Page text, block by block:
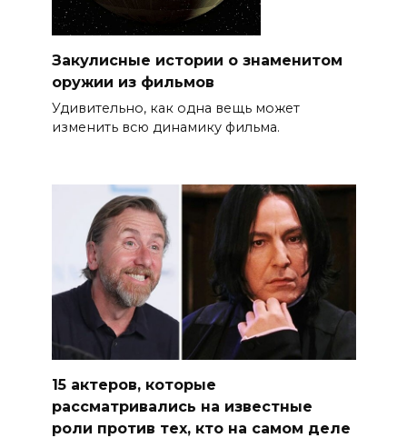
Закулисные истории о знаменитом
оружии из фильмов
Удивительно, как одна вещь может
изменить всю динамику фильма.
15 актеров, которые
рассматривались на известные
роли против тех, кто на самом деле